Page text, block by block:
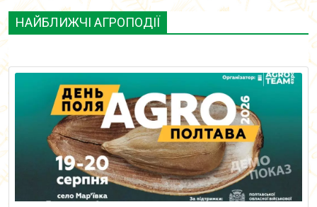
НАЙБЛИЖЧІ АГРОПОДІЇ